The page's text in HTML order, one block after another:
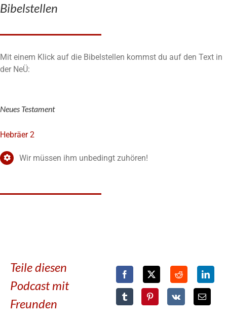
Bibelstellen
Mit einem Klick auf die Bibelstellen kommst du auf den Text in
der NeÜ:
Neues Testament
Hebräer 2
Wir müssen ihm unbedingt zuhören!
Teile diesen
Podcast mit
Freunden